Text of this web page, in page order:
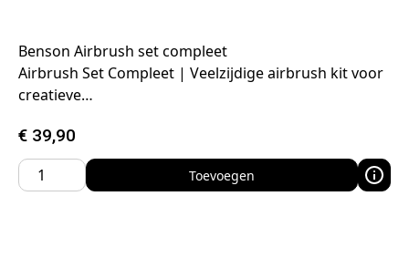
Benson Airbrush set compleet
Airbrush Set Compleet | Veelzijdige airbrush kit voor
creatieve…
€ 39,90
Toevoegen